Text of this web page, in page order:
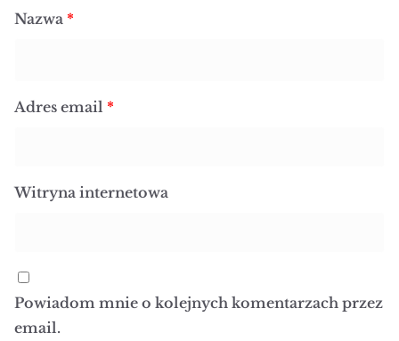
Nazwa *
Adres email *
Witryna internetowa
Powiadom mnie o kolejnych komentarzach przez
email.